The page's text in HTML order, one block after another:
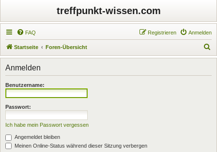
treffpunkt-wissen.com
FAQ Anmelden
Registrieren
Startseite Foren-Übersicht
u
Anmelden
Benutzername:
Passwort:
Ich habe mein Passwort vergessen
Angemeldet bleiben
Meinen Online-Status während dieser Sitzung verbergen